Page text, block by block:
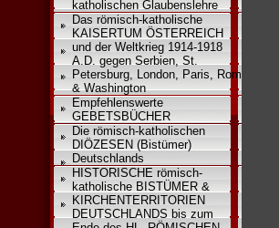
katholischen Glaubenslehre
Das römisch-katholische
KAISERTUM ÖSTERREICH
und der Weltkrieg 1914-1918
A.D. gegen Serbien, St.
Petersburg, London, Paris, Rom
& Washington
Empfehlenswerte
GEBETSBÜCHER
Die römisch-katholischen
DIÖZESEN (Bistümer)
Deutschlands
HISTORISCHE römisch-
katholische BISTÜMER &
KIRCHENTERRITORIEN
DEUTSCHLANDS bis zum